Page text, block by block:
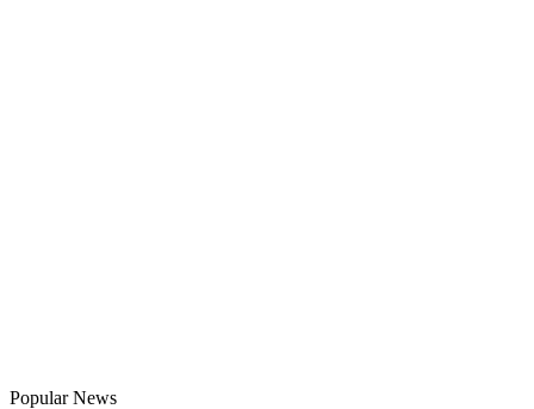
Popular News